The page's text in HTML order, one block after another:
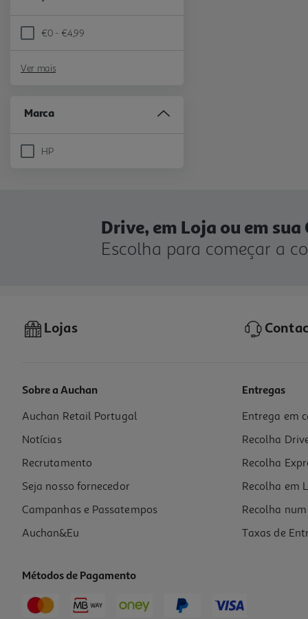
€0 - €4,99
Refine by Preço: €0 - €4,99
Ver mais
Marca
HP
Refine by Marca: HP
Drive, em Loja ou em sua
Escolha para começar a
Lojas
Sobre a Auchan
Auchan Retail Portugal
Notícias
Recrutamento
Seja nosso fornecedor
Campanhas e Passatempos
Auchan&Eu
Entregas
Entrega em
Recolha
Recolha
Recolha em
Recolha
Taxas de
Métodos de Pagamento